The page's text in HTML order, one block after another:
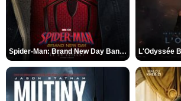
Spider-Man: Brand New Day Bande-annonce VO STFR